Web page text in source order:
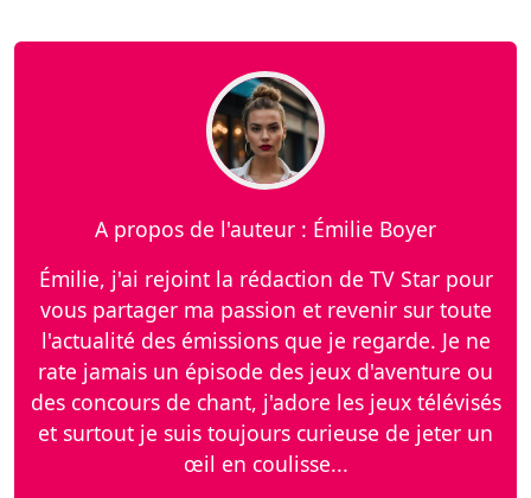
A propos de l'auteur : Émilie Boyer
Émilie, j'ai rejoint la rédaction de TV Star pour
vous partager ma passion et revenir sur toute
l'actualité des émissions que je regarde. Je ne
rate jamais un épisode des jeux d'aventure ou
des concours de chant, j'adore les jeux télévisés
et surtout je suis toujours curieuse de jeter un
œil en coulisse...